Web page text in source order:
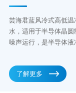
芸海君蓝风冷式高低
水，适用于半导体晶
噪声运行，是半导体液
了解更多